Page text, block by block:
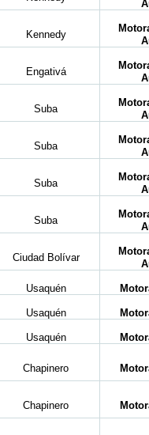
Kennedy
Engativá
Suba
Suba
Suba
Suba
Ciudad Bolívar
Usaquén
Usaquén
Usaquén
Chapinero
Chapinero